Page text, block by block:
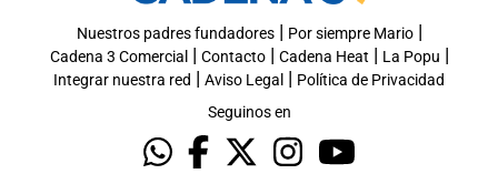
Nuestros padres fundadores| Por siempre Mario|
Cadena 3 Comercial | Contacto| Cadena Heat | La Popu |
Integrar nuestra red | Aviso Legal | Política de Privacidad
Seguinos en